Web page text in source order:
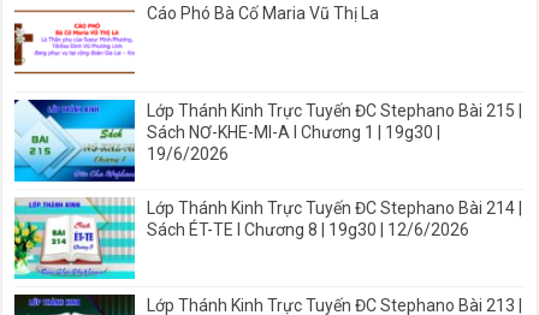
Cáo Phó Bà Cố Maria Vũ Thị La
Lớp Thánh Kinh Trực Tuyến ĐC Stephano Bài 215 |
Sách NƠ-KHE-MI-A I Chương 1 | 19g30 |
19/6/2026
Lớp Thánh Kinh Trực Tuyến ĐC Stephano Bài 214 |
Sách ÉT-TE I Chương 8 | 19g30 | 12/6/2026
Lớp Thánh Kinh Trực Tuyến ĐC Stephano Bài 213 |